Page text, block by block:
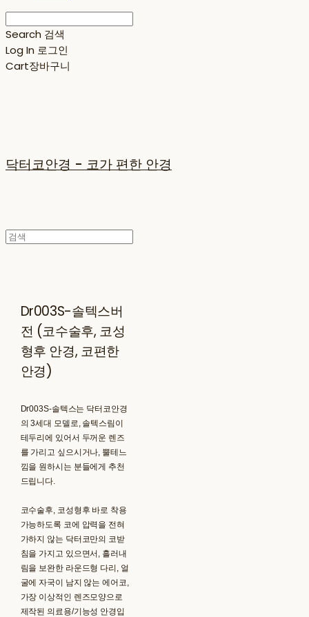
Search 검색
Log In 로그인
Cart장바구니
닥터코안경 - 코가 편한 안경
Dr003S-솔텍스버
전 (코수술후, 코성
형후 안경, 코편한
안경)
Dr003S-솔텍스는 닥터코안경
의 3세대 모델로, 솔텍스림이
테두리에 있어서 두꺼운 렌즈
를 가리고 싶으시거나, 뿔테느
낌을 원하시는 분들에게 추천
드립니다.
코수술후, 코성형후 바로 착용
가능하도록 코에 압력을 전혀
가하지 않는 닥터코만의 코받
침을 가지고 있으면서, 흘러내
림을 보완한 라운드형 다리, 얼
굴에 자국이 남지 않는 에어코,
가장 이상적인 렌즈모양으로
제작된 의료용/기능성 안경입